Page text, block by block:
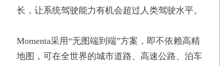
长，让系统驾驶能力有机会超过人类驾驶水平。
Momenta采用“无图端到端”方案，即不依赖高精
地图，可在全世界的城市道路、高速公路、泊车